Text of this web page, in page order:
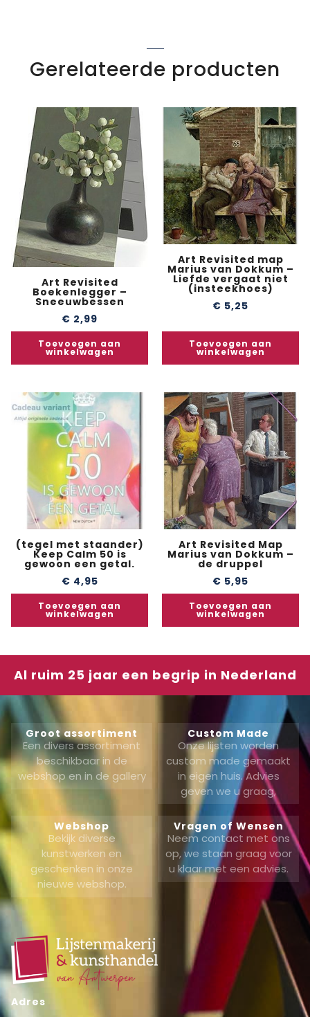
Gerelateerde producten
Art Revisited
Boekenlegger –
Sneeuwbessen
€ 2,99
Toevoegen aan
winkelwagen
Art Revisited map
Marius van Dokkum –
Liefde vergaat niet
(insteekhoes)
€ 5,25
Toevoegen aan
winkelwagen
(tegel met staander)
Keep Calm 50 is
gewoon een getal.
€ 4,95
Toevoegen aan
winkelwagen
Art Revisited Map
Marius van Dokkum –
de druppel
€ 5,95
Toevoegen aan
winkelwagen
Al ruim 25 jaar een begrip in Nederland
Groot assortiment
Een divers assortiment
beschikbaar in de
webshop en in de gallery
Custom Made
Onze lijsten worden
custom made gemaakt
in eigen huis. Advies
geven we u graag,
Webshop
Bekijk diverse
kunstwerken en
geschenken in onze
nieuwe webshop.
Vragen of Wensen
Neem contact met ons
op, we staan graag voor
u klaar met een advies.
Adres